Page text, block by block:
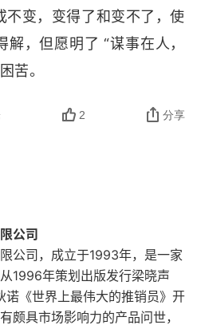
不变，变得了和变不了，使
，但愿明了 “谋事在人，
苦。
2 分享
公司
公司，成立于1993年，是一家
1996年策划出版发行梁晓声
诺《世界上最伟大的推销员》开
颇具市场影响力的产品问世，